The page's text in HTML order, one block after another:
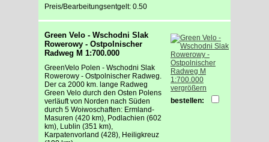
Preis/Bearbeitungsentgelt: 0.50
Green Velo - Wschodni Slak
Rowerowy - Ostpolnischer
Radweg M 1:700.000
GreenVelo Polen - Wschodni Slak
Rowerowy - Ostpolnischer Radweg.
Der ca 2000 km. lange Radweg
Green Velo durch den Osten Polens
verläuft von Norden nach Süden
durch 5 Woiwoschaften: Ermland-
Masuren (420 km), Podlachien (602
km), Lublin (351 km),
Karpatenvorland (428), Heiligkreuz
vergrößern
bestellen: